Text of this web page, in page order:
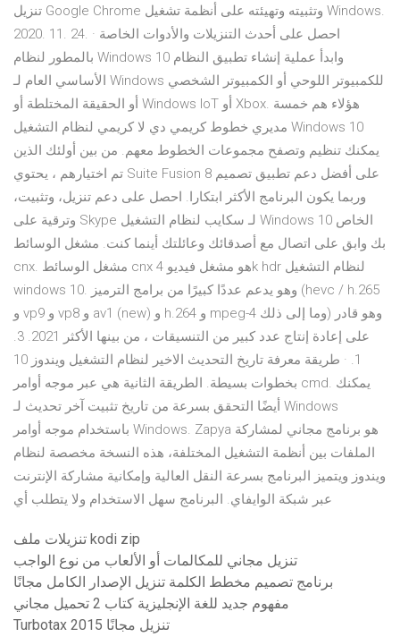
تنزيل Google Chrome وتثبيته وتهيئته على أنظمة تشغيل Windows.
2020. 11. 24. · احصل على أحدث التنزيلات والأدوات الخاصة
بالمطور لنظام Windows 10 وابدأ عملية إنشاء تطبيق النظام
الأساسي العام لـ Windows للكمبيوتر اللوحي أو الكمبيوتر الشخصي
أو الحقيقة المختلطة أو Windows IoT أو Xbox. هؤلاء هم خمسة
مديري خطوط كريمي دي لا كريمي لنظام التشغيل Windows 10
يمكنك تنظيم وتصفح مجموعات الخطوط معهم. من بين أولئك الذين
تم اختيارهم ، يحتوي Suite Fusion 8 على أفضل دعم تطبيق تصميم
وربما يكون البرنامج الأكثر ابتكارا. احصل على دعم تنزيل، وتثبيت،
وترقية على Skype لـ سكايب لنظام التشغيل Windows 10 الخاص
بك وابق على اتصال مع أصدقائك وعائلتك أينما كنت. مشغل الوسائط
cnx. مشغل الوسائط cnx هو مشغل فيديو 4k hdr لنظام التشغيل
windows 10. وهو يدعم عددًا كبيرًا من برامج الترميز (hevc / h.265
و vp9 و vp8 و av1 (new) و h.264 و mpeg-4 وما إلى ذلك) وهو قادر
على إعادة إنتاج عدد كبير من التنسيقات ، من بينها الأكثر 2021. 3.
1. · طريقة معرفة تاريخ التحديث الاخير لنظام التشغيل ويندوز 10
بخطوات بسيطة. الطريقة الثانية هي عبر موجه أوامر cmd. يمكنك
أيضًا التحقق بسرعة من تاريخ تثبيت آخر تحديث لـ Windows
باستخدام موجه أوامر Windows. Zapya هو برنامج مجاني لمشاركة
الملفات بين أنظمة التشغيل المختلفة، هذه النسخة مخصصة لنظام
ويندوز ويتميز البرنامج بسرعة النقل العالية وإمكانية مشاركة الإنترنت
عبر شبكة الوايفاي. البرنامج سهل الاستخدام ولا يتطلب أي
تنزيلات ملف kodi zip
تنزيل مجاني للمكالمات أو الألعاب من نوع الواجب
برنامج تصميم مخطط الكلمة تنزيل الإصدار الكامل مجانًا
مفهوم جديد للغة الإنجليزية كتاب 2 تحميل مجاني
Turbotax 2015 تنزيل مجانًا